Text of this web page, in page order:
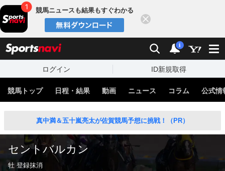
競馬ニュースも結果もすぐわかる
検索 通知
i
ログイン ID新規取得
競馬トップ 日程・結果 動画 ニュース コラム 公式情
真中満＆五十嵐亮太が佐賀競馬予想に挑戦！（PR）
セントバルカン
牡 登録抹消